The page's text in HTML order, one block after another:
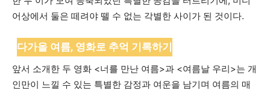
어상에서 둘은 떼려야 뗄 수 없는 각별한 사이가 된 것이다.
다가올 여름, 영화로 추억 기록하기
앞서 소개한 두 영화 <너를 만난 여름>과 <여름날 우리>는 개
인만이 느낄 수 있는 특별한 감정과 여운을 남기며 여름의 매